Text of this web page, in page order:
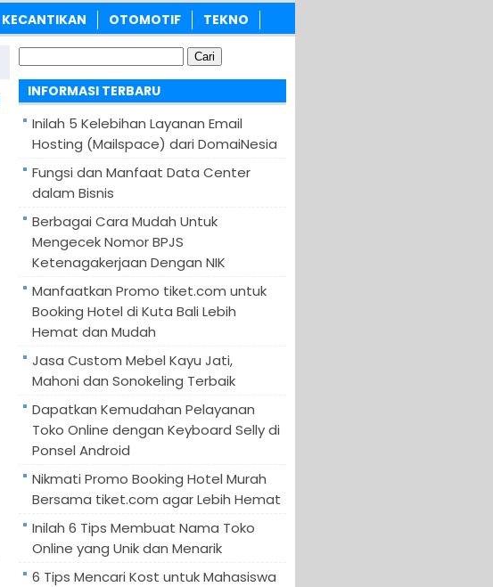
KECANTIKAN OTOMOTIF TEKNO
untuk:
INFORMASI TERBARU
Inilah 5 Kelebihan Layanan Email
Hosting (Mailspace) dari DomaiNesia
Fungsi dan Manfaat Data Center
dalam Bisnis
Berbagai Cara Mudah Untuk
Mengecek Nomor BPJS
Ketenagakerjaan Dengan NIK
Manfaatkan Promo tiket.com untuk
Booking Hotel di Kuta Bali Lebih
Hemat dan Mudah
Jasa Custom Mebel Kayu Jati,
Mahoni dan Sonokeling Terbaik
Dapatkan Kemudahan Pelayanan
Toko Online dengan Keyboard Selly di
Ponsel Android
Nikmati Promo Booking Hotel Murah
Bersama tiket.com agar Lebih Hemat
Inilah 6 Tips Membuat Nama Toko
Online yang Unik dan Menarik
6 Tips Mencari Kost untuk Mahasiswa